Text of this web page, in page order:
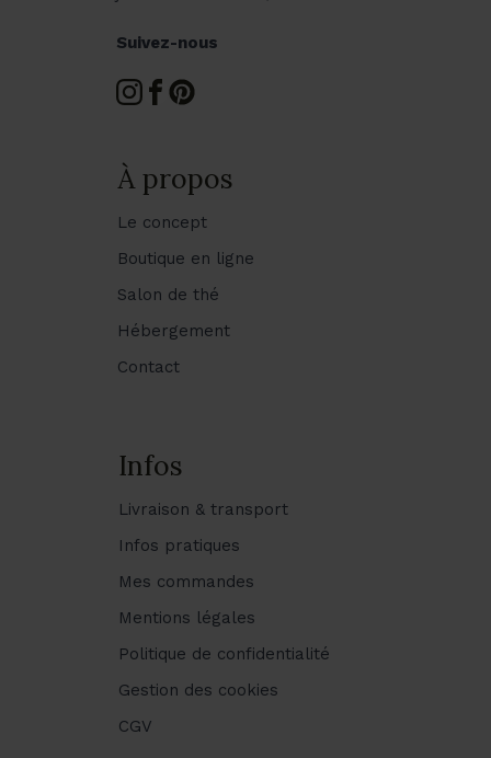
Suivez-nous
À propos
Le concept
Boutique en ligne
Salon de thé
Hébergement
Contact
Infos
Livraison & transport
Infos pratiques
Mes commandes
Mentions légales
Politique de confidentialité
Gestion des cookies
CGV